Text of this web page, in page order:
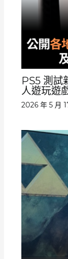
PS5 測試
人遊玩遊
2026 年 5 月